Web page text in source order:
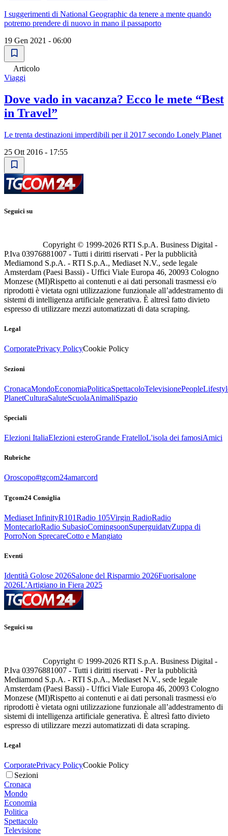
I suggerimenti di National Geographic da tenere a mente quando
potremo prendere di nuovo in mano il passaporto
19 Gen 2021 - 06:00
Articolo
Viaggi
Dove vado in vacanza? Ecco le mete “Best
in Travel”
Le trenta destinazioni imperdibili per il 2017 secondo Lonely Planet
25 Ott 2016 - 17:55
Seguici su
Copyright © 1999-2026 RTI S.p.A. Business Digital -
P.Iva 03976881007 - Tutti i diritti riservati - Per la pubblicità
Mediamond S.p.A. - RTI S.p.A., Mediaset N.V., sede legale
Amsterdam (Paesi Bassi) - Uffici Viale Europa 46, 20093 Cologno
Monzese (MI)Rispetto ai contenuti e ai dati personali trasmessi e/o
riprodotti è vietata ogni utilizzazione funzionale all’addestramento di
sistemi di intelligenza artificiale generativa. È altresì fatto divieto
espresso di utilizzare mezzi automatizzati di data scraping.
Legal
CorporatePrivacy PolicyCookie Policy
Sezioni
CronacaMondoEconomiaPoliticaSpettacoloTelevisionePeople
PlanetCulturaSaluteScuolaAnimaliSpazio
Speciali
Elezioni ItaliaElezioni esteroGrande FratelloL'isola dei famosiAmici
Rubriche
Oroscopo#tgcom24amarcord
Tgcom24 Consiglia
Mediaset InfinityR101Radio 105Virgin RadioRadio
MontecarloRadio SubasioComingsoonSuperguidatvZuppa di
PorroNon SprecareCotto e Mangiato
Eventi
Identità Golose 2026Salone del Risparmio 2026Fuorisalone
2026L'Artigiano in Fiera 2025
Seguici su
Copyright © 1999-2026 RTI S.p.A. Business Digital -
P.Iva 03976881007 - Tutti i diritti riservati - Per la pubblicità
Mediamond S.p.A. - RTI S.p.A., Mediaset N.V., sede legale
Amsterdam (Paesi Bassi) - Uffici Viale Europa 46, 20093 Cologno
Monzese (MI)Rispetto ai contenuti e ai dati personali trasmessi e/o
riprodotti è vietata ogni utilizzazione funzionale all’addestramento di
sistemi di intelligenza artificiale generativa. È altresì fatto divieto
espresso di utilizzare mezzi automatizzati di data scraping.
Legal
CorporatePrivacy PolicyCookie Policy
Sezioni
Cronaca
Mondo
Economia
Politica
Spettacolo
Televisione